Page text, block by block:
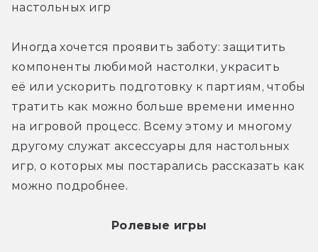
настольных игр
Иногда хочется проявить заботу: защитить
компоненты любимой настолки, украсить
её или ускорить подготовку к партиям, чтобы
тратить как можно больше времени именно
на игровой процесс. Всему этому и многому
другому служат аксессуары для настольных
игр, о которых мы постарались рассказать как
можно подробнее.
Ролевые игры